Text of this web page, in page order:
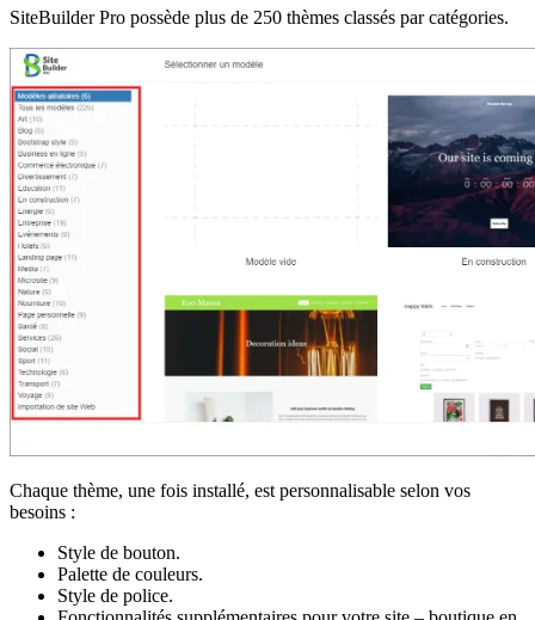
SiteBuilder Pro possède plus de 250 thèmes classés par catégories.
Chaque thème, une fois installé, est personnalisable selon vos
besoins :
Style de bouton.
Palette de couleurs.
Style de police.